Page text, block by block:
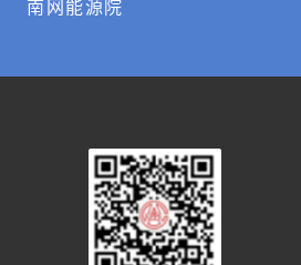
南网能源院